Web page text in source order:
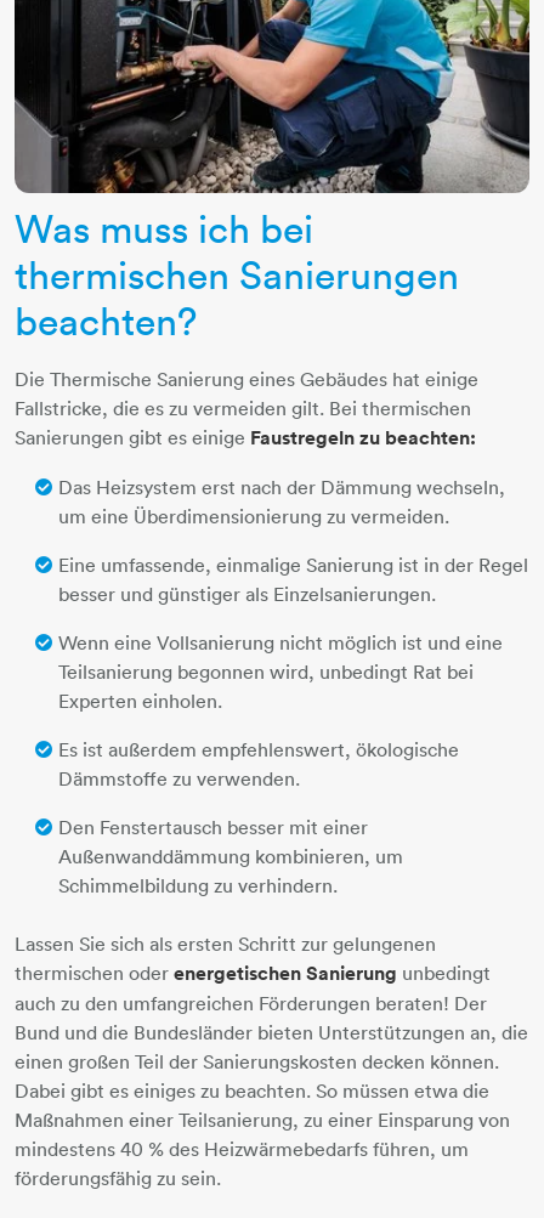
​​​​​​​Was muss ich bei
thermischen Sanierungen
beachten?
Die Thermische Sanierung eines Gebäudes hat einige
Fallstricke, die es zu vermeiden gilt. Bei thermischen
Sanierungen gibt es einige Faustregeln zu beachten:
Das Heizsystem erst nach der Dämmung wechseln,
um eine Überdimensionierung zu vermeiden.
Eine umfassende, einmalige Sanierung ist in der Regel
besser und günstiger als Einzelsanierungen.
Wenn eine Vollsanierung nicht möglich ist und eine
Teilsanierung begonnen wird, unbedingt Rat bei
Experten einholen.
Es ist außerdem empfehlenswert, ökologische
Dämmstoffe zu verwenden.
Den Fenstertausch besser mit einer
Außenwanddämmung kombinieren, um
Schimmelbildung zu verhindern.
Lassen Sie sich als ersten Schritt zur gelungenen
thermischen oder energetischen Sanierung unbedingt
auch zu den umfangreichen Förderungen beraten! Der
Bund und die Bundesländer bieten Unterstützungen an, die
einen großen Teil der Sanierungskosten decken können.
Dabei gibt es einiges zu beachten. So müssen etwa die
Maßnahmen einer Teilsanierung, zu einer Einsparung von
mindestens 40 % des Heizwärmebedarfs führen, um
förderungsfähig zu sein.